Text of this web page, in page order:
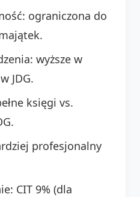
ograniczona do
wyższe w
JDG.
księgi vs.
profesjonalny
CIT 9% (dla